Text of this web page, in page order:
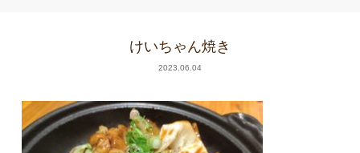
けいちゃん焼き
2023.06.04